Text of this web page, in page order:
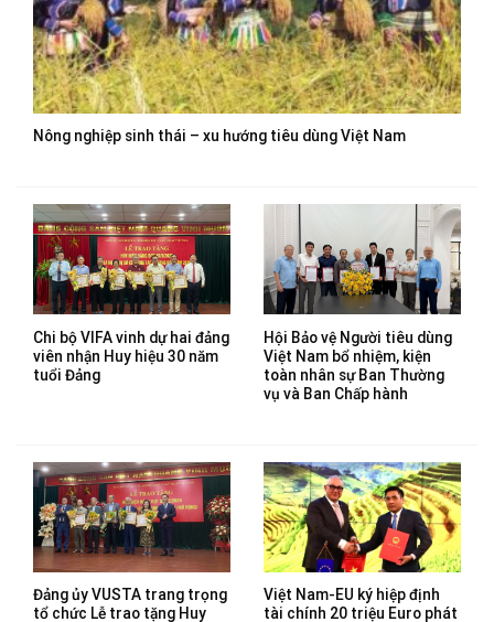
Nông nghiệp sinh thái – xu hướng tiêu dùng Việt Nam
Chi bộ VIFA vinh dự hai đảng
viên nhận Huy hiệu 30 năm
tuổi Đảng
Hội Bảo vệ Người tiêu dùng
Việt Nam bổ nhiệm, kiện
toàn nhân sự Ban Thường
vụ và Ban Chấp hành
Đảng ủy VUSTA trang trọng
tổ chức Lễ trao tặng Huy
Việt Nam-EU ký hiệp định
tài chính 20 triệu Euro phát